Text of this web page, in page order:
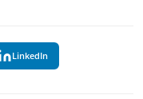
LinkedIn